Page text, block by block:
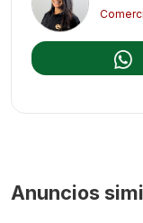
Anuncios